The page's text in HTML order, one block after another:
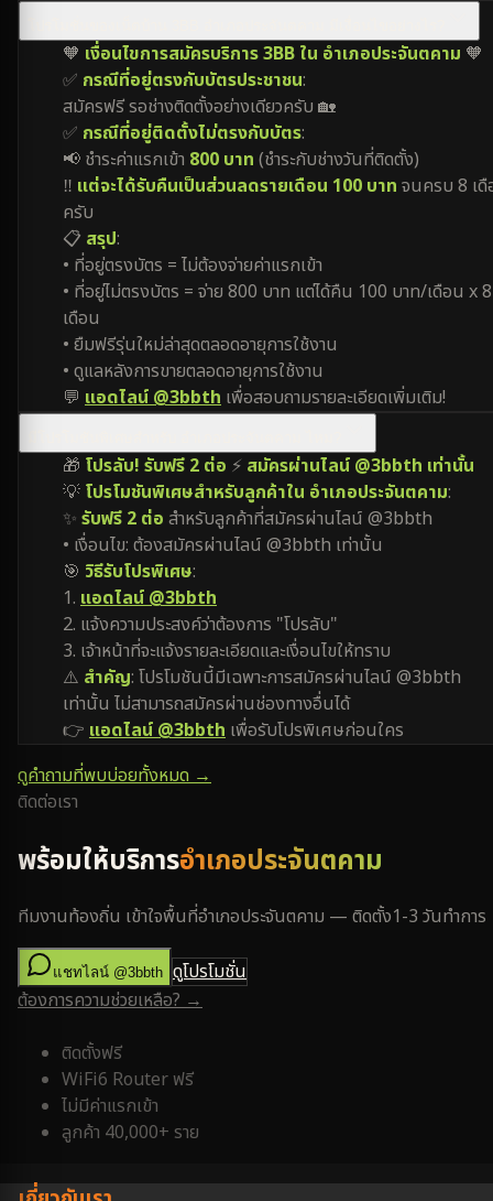
🧡 เงื่อนไขการสมัครบริการ 3BB ใน อำเภอประจันตคาม 🧡
✅ กรณีที่อยู่ตรงกับบัตรประชาชน:
สมัครฟรี รอช่างติดตั้งอย่างเดียวครับ 🏡
✅ กรณีที่อยู่ติดตั้งไม่ตรงกับบัตร:
📢 ชำระค่าแรกเข้า 800 บาท (ชำระกับช่างวันที่ติดตั้ง)
‼️ แต่จะได้รับคืนเป็นส่วนลดรายเดือน 100 บาท จนครบ 8 เ
ครับ
📋 สรุป:
• ที่อยู่ตรงบัตร = ไม่ต้องจ่ายค่าแรกเข้า
• ที่อยู่ไม่ตรงบัตร = จ่าย 800 บาท แต่ได้คืน 100 บาท/เดือน x 8
เดือน
• ยืมฟรีรุ่นใหม่ล่าสุดตลอดอายุการใช้งาน
• ดูแลหลังการขายตลอดอายุการใช้งาน
💬 แอดไลน์ @3bbth เพื่อสอบถามรายละเอียดเพิ่มเติม!
🎁 โปรลับ! รับฟรี 2 ต่อ ⚡ สมัครผ่านไลน์ @3bbth เท่านั้น
💡 โปรโมชันพิเศษสำหรับลูกค้าใน อำเภอประจันตคาม:
✨ รับฟรี 2 ต่อ สำหรับลูกค้าที่สมัครผ่านไลน์ @3bbth
• เงื่อนไข: ต้องสมัครผ่านไลน์ @3bbth เท่านั้น
🎯 วิธีรับโปรพิเศษ:
1. แอดไลน์ @3bbth
2. แจ้งความประสงค์ว่าต้องการ "โปรลับ"
3. เจ้าหน้าที่จะแจ้งรายละเอียดและเงื่อนไขให้ทราบ
⚠️ สำคัญ: โปรโมชันนี้มีเฉพาะการสมัครผ่านไลน์ @3bbth
เท่านั้น ไม่สามารถสมัครผ่านช่องทางอื่นได้
👉 แอดไลน์ @3bbth เพื่อรับโปรพิเศษก่อนใคร
ดูคำถามที่พบบ่อยทั้งหมด →
ติดต่อเรา
พร้อมให้บริการอำเภอประจันตคาม
ทีมงานท้องถิ่น เข้าใจพื้นที่อำเภอประจันตคาม — ติดตั้ง1-3 วันทำการ
แชทไลน์ @3bbth ดูโปรโมชั่น
ต้องการความช่วยเหลือ? →
ติดตั้งฟรี
WiFi6 Router ฟรี
ไม่มีค่าแรกเข้า
ลูกค้า 40,000+ ราย